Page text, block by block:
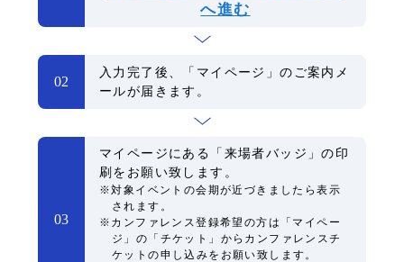
へ進む
02
入力完了後、「マイページ」のご案内メ
ールが届きます。
03
マイページにある「来場者バッジ」の印
刷をお願い致します。
※対象イベントの会期が近づきましたら表示
されます。
※カンファレンス登録希望の方は「マイペー
ジ」の「チケット」からカンファレンスチ
ケットの申し込みをお願い致します。